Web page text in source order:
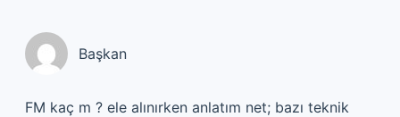
Başkan
FM kaç m ? ele alınırken anlatım net; bazı teknik